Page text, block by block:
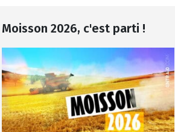
Moisson 2026, c'est parti !